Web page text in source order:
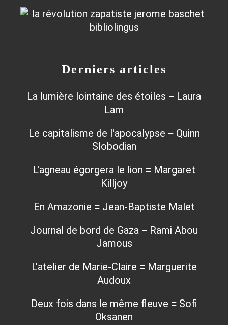
Derniers articles
La lumière lointaine des étoiles ≡ Laura
Lam
Le capitalisme de l'apocalypse ≡ Quinn
Slobodian
L'agneau égorgera le lion ≡ Margaret
Killjoy
En Amazonie ≡ Jean-Baptiste Malet
Journal de bord de Gaza ≡ Rami Abou
Jamous
L'atelier de Marie-Claire ≡ Marguerite
Audoux
Deux fois dans le même fleuve ≡ Sofi
Oksanen